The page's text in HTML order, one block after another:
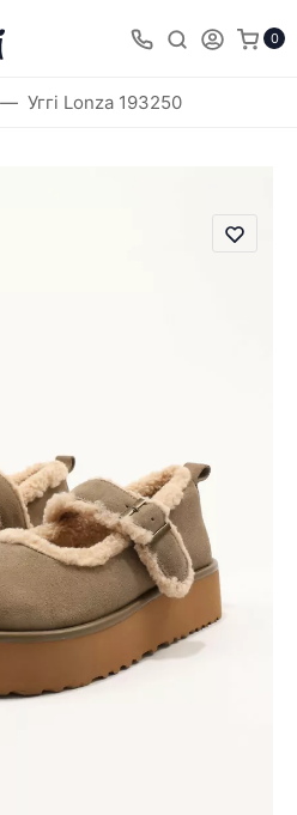
0
Уггі Lonza 193250